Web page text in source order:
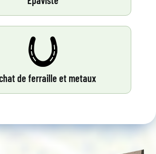
de ferraille et metaux